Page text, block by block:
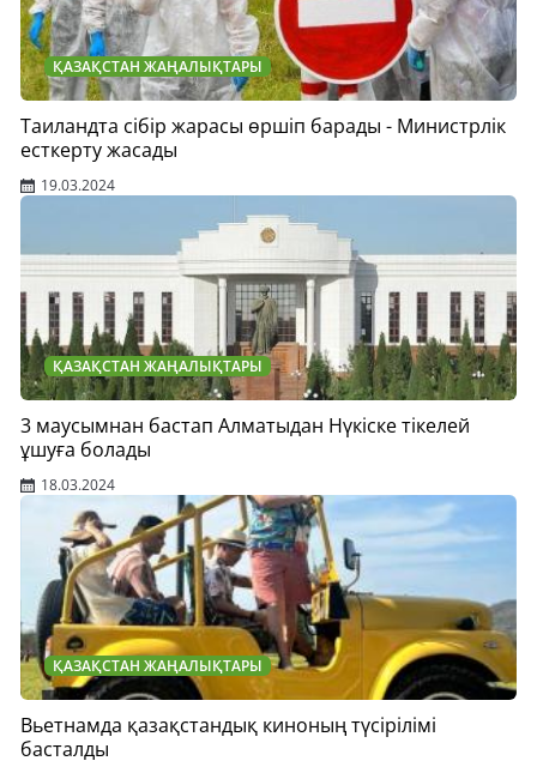
ҚАЗАҚСТАН ЖАҢАЛЫҚТАРЫ
Таиландта сібір жарасы өршіп барады - Министрлік
есткерту жасады
19.03.2024
ҚАЗАҚСТАН ЖАҢАЛЫҚТАРЫ
3 маусымнан бастап Алматыдан Нүкіске тікелей
ұшуға болады
18.03.2024
ҚАЗАҚСТАН ЖАҢАЛЫҚТАРЫ
Вьетнамда қазақстандық киноның түсірілімі
басталды